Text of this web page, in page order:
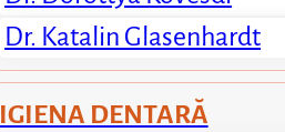
Dr. Katalin Glasenhardt
IGIENA DENTARĂ